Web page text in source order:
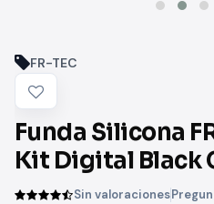
FR-TEC
Funda Silicona
Kit Digital Black
Mando PS5/ Gris
Sin valoraciones